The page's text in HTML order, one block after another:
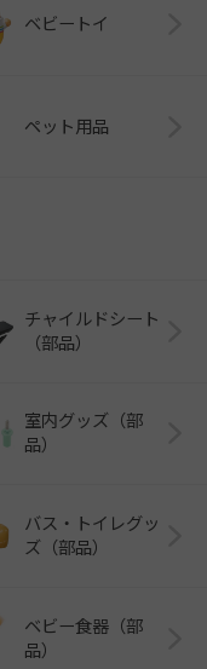
ベビートイ
ペット用品
チャイルドシート
（部品）
室内グッズ（部
品）
バス・トイレグッ
ズ（部品）
ベビー食器（部
品）